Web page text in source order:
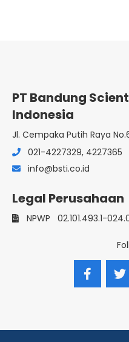
PT Bandung
Indonesia
Jl. Cempaka Putih Raya
021-4227329, 4227365
info@bsti.co.id
Legal Perusahaan
NPWP 02.101.493.1-